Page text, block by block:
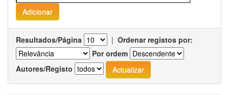
Resultados/Página | Ordenar registos por:
Por ordem
Autores/Registo